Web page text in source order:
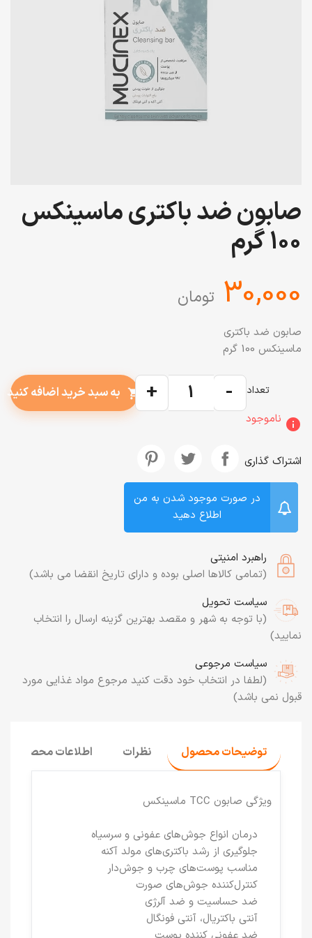
صابون ضد باکتری ماسینکس
100 گرم
‎30,000 تومان
صابون ضد باکتری
ماسینکس 100 گرم
تعداد -
+
shopping_cart به سبد خرید اضافه کنید
info ناموجود
اشتراک گذاری
در صورت موجود شدن به من
اطلاع دهید
راهبرد امنیتی
(تمامی کالاها اصلی بوده و دارای تاریخ انقضا می باشد)
سیاست تحویل
(با توجه به شهر و مقصد بهترین گزینه ارسال را انتخاب
نمایید)
سیاست مرجوعی
(لطفا در انتخاب خود دقت کنید مرجوع مواد غذایی مورد
قبول نمی باشد)
توضیحات محصول نظرات اطلاعات محصول
ویژگی صابون TCC ماسینکس
درمان انواع جوش‌های عفونی و سرسیاه
جلوگیری از رشد باکتری‌های مولد آکنه
مناسب پوست‌های چرب و جوش‌دار
کنترل‌کننده‌ جوش‌های صورت
ضد حساسیت و ضد آلرژی
آنتی باکتریال، آنتی فونگال